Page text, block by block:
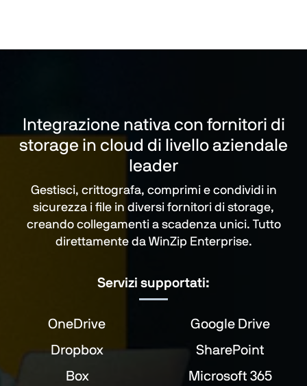
Integrazione nativa con fornitori di
storage in cloud di livello aziendale
leader
Gestisci, crittografa, comprimi e condividi in
sicurezza i file in diversi fornitori di storage,
creando collegamenti a scadenza unici. Tutto
direttamente da WinZip Enterprise.
Servizi supportati:
OneDrive
Google Drive
Dropbox
SharePoint
Box
Microsoft 365